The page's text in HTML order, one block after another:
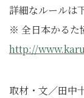
詳細なルールは
※ 全日本かるた
http://
取材・文／田中